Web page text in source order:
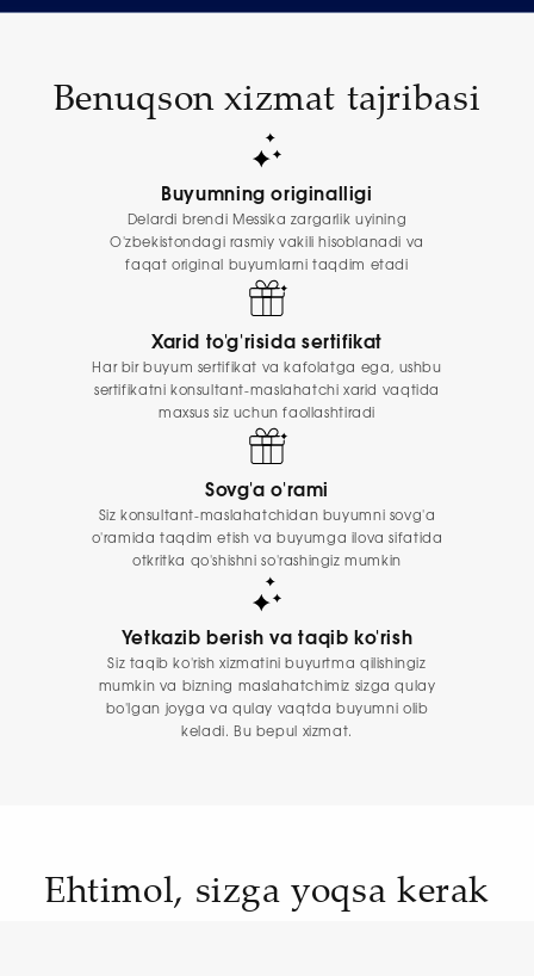
Benuqson xizmat tajribasi
Buyumning originalligi
Delardi brendi Messika zargarlik uyining
O'zbekistondagi rasmiy vakili hisoblanadi va
faqat original buyumlarni taqdim etadi
Xarid to'g'risida sertifikat
Har bir buyum sertifikat va kafolatga ega, ushbu
sertifikatni konsultant-maslahatchi xarid vaqtida
maxsus siz uchun faollashtiradi
Sovg'a o'rami
Siz konsultant-maslahatchidan buyumni sovg'a
o'ramida taqdim etish va buyumga ilova sifatida
otkritka qo'shishni so'rashingiz mumkin
Yetkazib berish va taqib ko'rish
Siz taqib ko'rish xizmatini buyurtma qilishingiz
mumkin va bizning maslahatchimiz sizga qulay
bo'lgan joyga va qulay vaqtda buyumni olib
keladi. Bu bepul xizmat.
Ehtimol, sizga yoqsa kerak